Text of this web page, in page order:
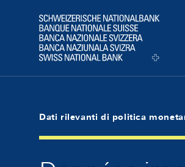
Logo
Dati rilevanti di politica